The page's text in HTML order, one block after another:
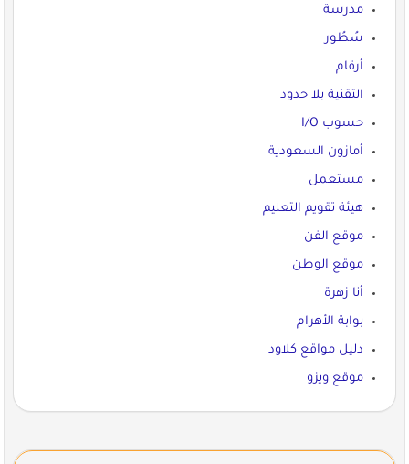
مدرسة
سُطُور
أرقام
التقنية بلا حدود
حسوب I/O
أمازون السعودية
مستعمل
هيئة تقويم التعليم
موقع الفن
موقع الوطن
أنا زهرة
بوابة الأهرام
دليل مواقع كلاود
موقع ويزو